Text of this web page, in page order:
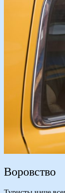
Воровство